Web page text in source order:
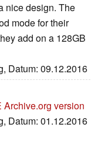
nice design. The
mode for their
add on a 128GB
Datum: 09.12.2016
Archive.org version
Datum: 01.12.2016